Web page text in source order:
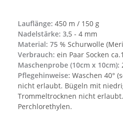
Lauflänge: 450 m / 150 g
Nadelstärke: 3,5 - 4 mm
Material: 75 % Schurwolle
Verbrauch: ein Paar Socken
Maschenprobe (10cm x 10cm):
Pflegehinweise: Waschen 40°
nicht erlaubt. Bügeln mit
Trommeltrocknen nicht
Perchlorethylen.